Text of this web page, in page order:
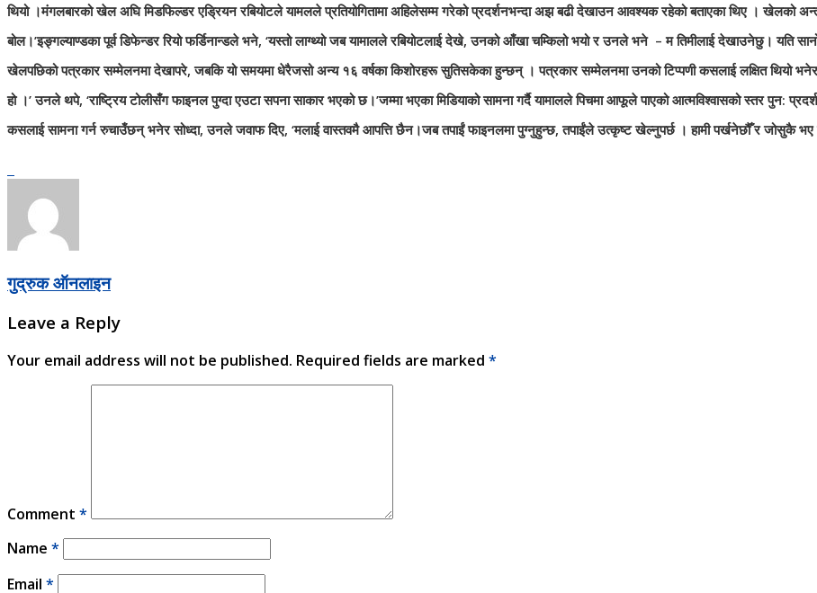
थियो ।मंगलबारको खेल अघि मिडफिल्डर एड्रियन रबियोटले यामलले प्रतियोगितामा अहिलेसम्म गरेको प्रदर्शनभन्दा अझ बढी देखाउन आवश्यक रहेको बताएका थिए । खेलको
बोल।’इङ्गल्याण्डका पूर्व डिफेन्डर रियो फर्डिनान्डले भने, ‘यस्तो लाग्थ्यो जब यामालले रबियोटलाई देखे, उनको आँखा चम्किलो भयो र उनले भने – म तिमीलाई देखाउनेछु। यति
खेलपछिको पत्रकार सम्मेलनमा देखापरे, जबकि यो समयमा धेरैजसो अन्य १६ वर्षका किशोरहरू सुतिसकेका हुन्छन् । पत्रकार सम्मेलनमा उनको टिप्पणी कसलाई लक्षित थियो भनेर
हो ।’ उनले थपे, ‘राष्ट्रिय टोलीसँग फाइनल पुग्दा एउटा सपना साकार भएको छ।’जम्मा भएका मिडियाको सामना गर्दै यामालले पिचमा आफूले पाएको आत्मविश्वासको स्तर पुन:
कसलाई सामना गर्न रुचाउँछन् भनेर सोध्दा, उनले जवाफ दिए, ‘मलाई वास्तवमै आपत्ति छैन।जब तपाईं फाइनलमा पुग्नुहुन्छ, तपाईंले उत्कृष्ट खेल्नुपर्छ । हामी पर्खनेछौँ र जोसुकै
गुद्रुक ऑनलाइन
Leave a Reply
Your email address will not be published. Required fields are marked *
Comment *
Name *
Email *